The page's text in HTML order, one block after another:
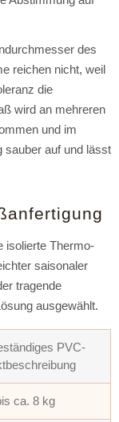
des
reichen nicht, weil
die
wird an mehreren
und im
sauber auf und lässt
isolierte Thermo-
saisonaler
tragende
ausgewählt.
PVC-
ca. 8 kg